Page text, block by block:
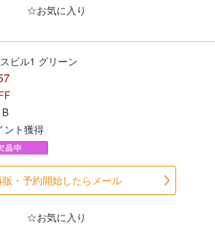
九州・沖縄
☆お気に入り
ビル1 グリーン
ント獲得
販・予約開始したらメール
☆お気に入り